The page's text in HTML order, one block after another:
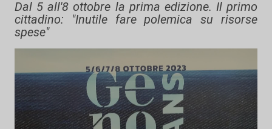
Dal 5 all'8 ottobre la prima edizione. Il primo
cittadino: "Inutile fare polemica su risorse
spese"